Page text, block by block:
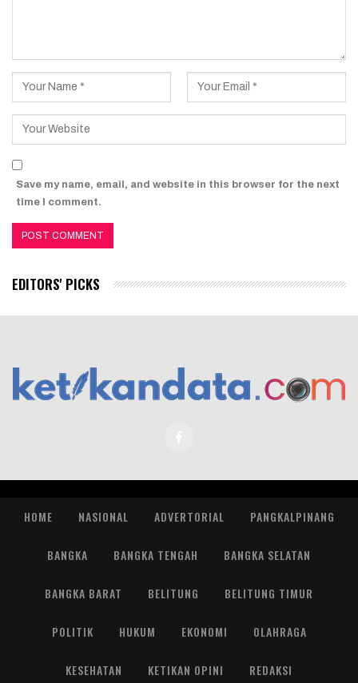
Save my name, email, and website in this browser for the next
time I comment.
EDITORS' PICKS
HOME NASIONAL ADVERTORIAL PANGKALPINANG
BANGKA BANGKA TENGAH BANGKA SELATAN
BANGKA BARAT BELITUNG BELITUNG TIMUR
POLITIK HUKUM EKONOMI OLAHRAGA
KESEHATAN KETIKAN OPINI REDAKSI